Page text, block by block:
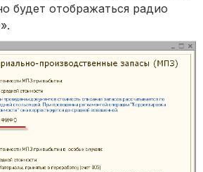
будет отображаться радио